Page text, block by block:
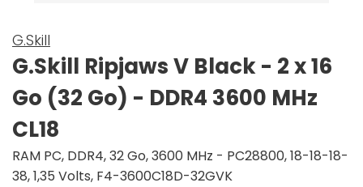
G.Skill
G.Skill Ripjaws V Black - 2 x 16
Go (32 Go) - DDR4 3600 MHz
CL18
RAM PC, DDR4, 32 Go, 3600 MHz - PC28800, 18-18-18-
38, 1,35 Volts, F4-3600C18D-32GVK